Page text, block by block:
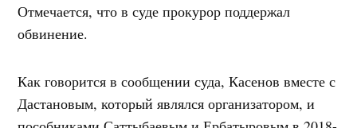
Отмечается, что в суде прокурор поддержал
обвинение.
Как говорится в сообщении суда, Касенов вместе с
Дастановым, который являлся организатором, и